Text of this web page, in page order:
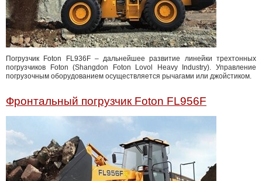
Погрузчик Foton FL936F – дальнейшее развитие линейки трехтонных
погрузчиков Foton (Shangdon Foton Lovol Heavy Industry). Управление
погрузочным оборудованием осуществляется рычагами или джойстиком.
Фронтальный погрузчик Foton FL956F